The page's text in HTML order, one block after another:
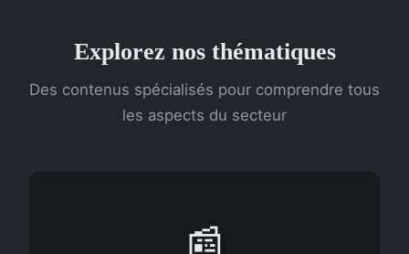
Explorez nos thématiques
Des contenus spécialisés pour comprendre tous
les aspects du secteur